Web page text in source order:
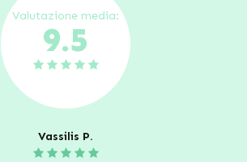
Valutazione media:
9.5
Vassilis P.